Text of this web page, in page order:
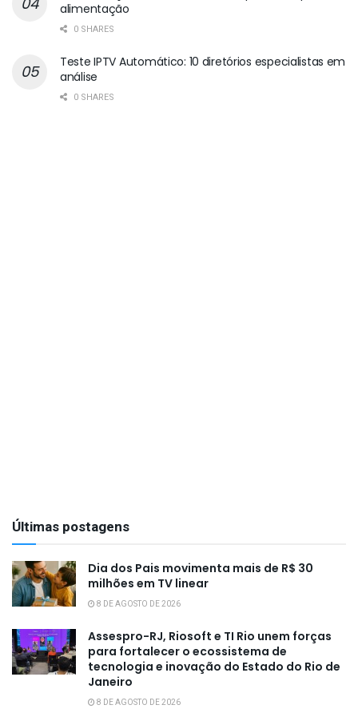
alimentação
0 SHARES
Teste IPTV Automático: 10 diretórios especialistas em
análise
0 SHARES
Últimas postagens
Dia dos Pais movimenta mais de R$ 30
milhões em TV linear
8 DE AGOSTO DE 2026
Assespro-RJ, Riosoft e TI Rio unem forças
para fortalecer o ecossistema de
tecnologia e inovação do Estado do Rio de
Janeiro
8 DE AGOSTO DE 2026